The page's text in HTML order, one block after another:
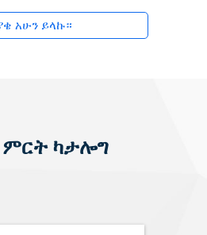
አሁን ይላኩ።
ምርት ካታሎግ